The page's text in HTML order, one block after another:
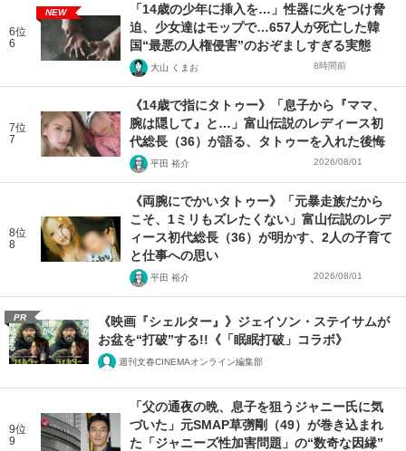
6位
6
NEW
「14歳の少年に挿入を…」性器に火をつけ脅
迫、少女達はモップで…657人が死亡した韓
国“最悪の人権侵害”のおぞましすぎる実態
大山 くまお 8時間前
7位
7
《14歳で指にタトゥー》「息子から『ママ、
腕は隠して』と…」富山伝説のレディース初
代総長（36）が語る、タトゥーを入れた後悔
平田 裕介 2026/08/01
8位
8
《両腕にでかいタトゥー》「元暴走族だから
こそ、1ミリもズレたくない」富山伝説のレデ
ィース初代総長（36）が明かす、2人の子育て
と仕事への思い
平田 裕介 2026/08/01
PR
《映画『シェルター』》ジェイソン・ステイサムが
お盆を“打破”する!!《「眠眠打破」コラボ》
週刊文春CINEMAオンライン編集部
9位
9
「父の通夜の晩、息子を狙うジャニー氏に気
づいた」元SMAP草彅剛（49）が巻き込まれ
た「ジャニーズ性加害問題」の“数奇な因縁”